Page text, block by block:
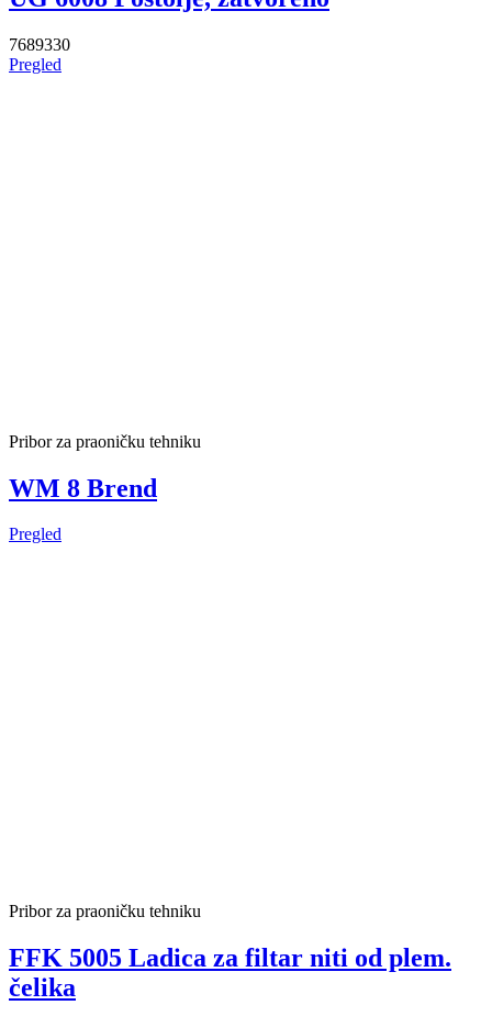
7689330
Pregled
Pribor za praoničku tehniku
WM 8 Brend
Pregled
Pribor za praoničku tehniku
FFK 5005 Ladica za filtar niti od plem.
čelika